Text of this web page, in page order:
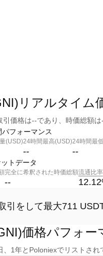
リアルタイム
価格は--であり、時価総額は
フォーマンス
(USD)24時間最高(USD)
--
24時間最
--
トデータ
完全に希釈された時価総額
--
流通比率
12.12
引をして最大711
価格パフォー
、1年とPoloniexでリストさ